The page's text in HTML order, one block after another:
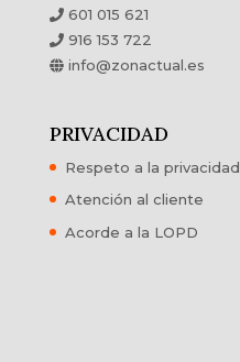
601 015 621
916 153 722
info@zonactual.es
PRIVACIDAD
Respeto a la privacidad
Atención al cliente
Acorde a la LOPD